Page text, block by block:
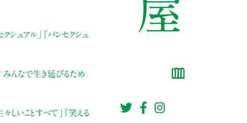
シュアル」
『パンセクシュ
んなで生き延びるため
しいことすべて」
『笑える